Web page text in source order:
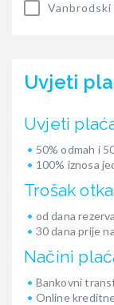
Uvjeti
Uvjeti
50% odmah i
100% iznosa
Trošak
od dana
30 dana prije
Načini
Bankovni
Online